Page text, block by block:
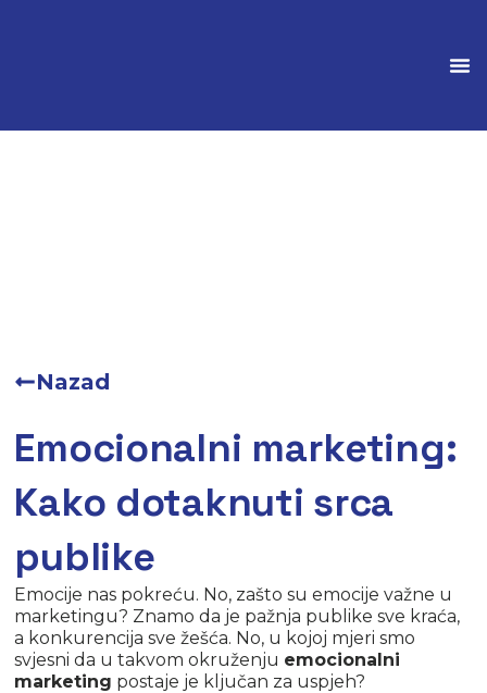
Nazad
Emocionalni marketing:
Kako dotaknuti srca
publike
Emocije nas pokreću. No, zašto su emocije važne u
marketingu? Znamo da je pažnja publike sve kraća,
a konkurencija sve žešća. No, u kojoj mjeri smo
svjesni da u takvom okruženju emocionalni
marketing postaje je ključan za uspjeh?